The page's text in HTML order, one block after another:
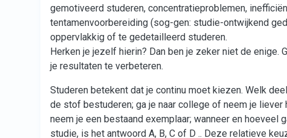
gemotiveerd studeren, concentratieproblemen,
tentamenvoorbereiding (sog-gen: studie-ontwijkend
oppervlakkig of te gedetailleerd studeren.
Herken je jezelf hierin? Dan ben je zeker niet de enige.
je resultaten te verbeteren.
Studeren betekent dat je continu moet kiezen. Welk
de stof bestuderen; ga je naar college of neem je
neem je een bestaand exemplaar; wanneer en
studie, is het antwoord A, B, C of D .. Deze relatieve